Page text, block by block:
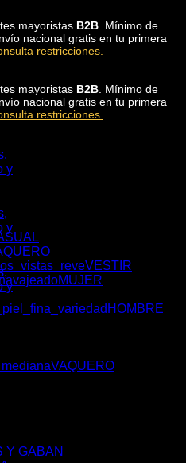
mayoristas B2B . Mínimo de
nacional gratis en tu primera
restricciones.
mayoristas B2B . Mínimo de
nacional gratis en tu primera
restricciones.
VESTIR
MUJER
HOMBRE
VAQUERO
Y GABAN